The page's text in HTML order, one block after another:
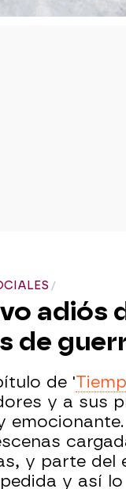
adiós
de
de '
y a sus
y parte del
y así